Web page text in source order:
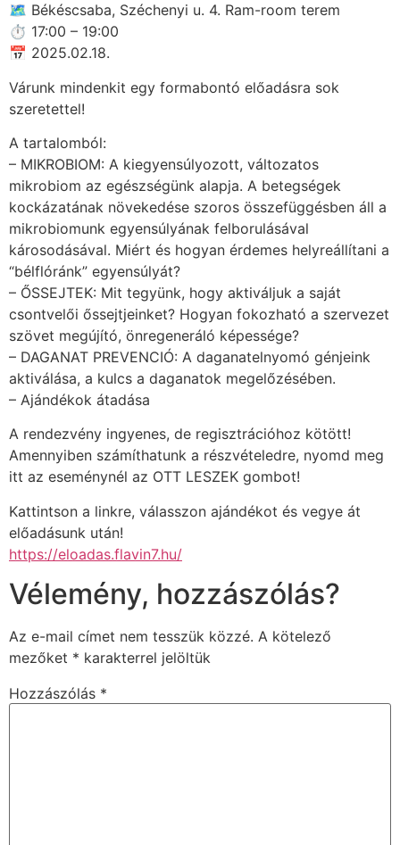
🗺 Békéscsaba, Széchenyi u. 4. Ram-room terem
⏱ 17:00 – 19:00
📅 2025.02.18.
Várunk mindenkit egy formabontó előadásra sok
szeretettel!
A tartalomból:
– MIKROBIOM: A kiegyensúlyozott, változatos
mikrobiom az egészségünk alapja. A betegségek
kockázatának növekedése szoros összefüggésben áll a
mikrobiomunk egyensúlyának felborulásával
károsodásával. Miért és hogyan érdemes helyreállítani a
“bélflóránk” egyensúlyát?
– ŐSSEJTEK: Mit tegyünk, hogy aktiváljuk a saját
csontvelői őssejtjeinket? Hogyan fokozható a szervezet
szövet megújító, önregeneráló képessége?
– DAGANAT PREVENCIÓ: A daganatelnyomó génjeink
aktiválása, a kulcs a daganatok megelőzésében.
– Ajándékok átadása
A rendezvény ingyenes, de regisztrációhoz kötött!
Amennyiben számíthatunk a részvételedre, nyomd meg
itt az eseménynél az OTT LESZEK gombot!
Kattintson a linkre, válasszon ajándékot és vegye át
előadásunk után!
https://eloadas.flavin7.hu/
Vélemény, hozzászólás?
Az e-mail címet nem tesszük közzé. A kötelező
mezőket * karakterrel jelöltük
Hozzászólás *